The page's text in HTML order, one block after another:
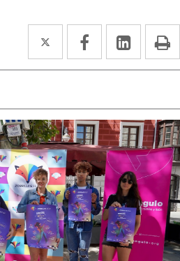
Twitter
Enlace
a
aplicación
externa.
Facebook
Enlace
a
aplicación
externa.
Enlace
a